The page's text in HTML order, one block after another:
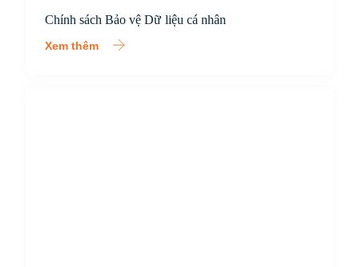
Chính sách Bảo vệ Dữ liệu cá nhân
Xem thêm